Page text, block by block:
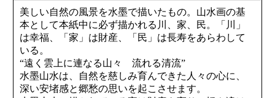
美しい自然の風景を水墨で描いたもの。山水画の基
本として本紙中に必ず描かれる川、家、民。「川」
は幸福、「家」は財産、「民」は長寿をあらわして
いる。
“遠く雲上に連なる山々 流れる清流”
水墨山水は、自然を慈しみ育んできた人々の心に、
深い安堵感と郷愁の思いを起こさせます。